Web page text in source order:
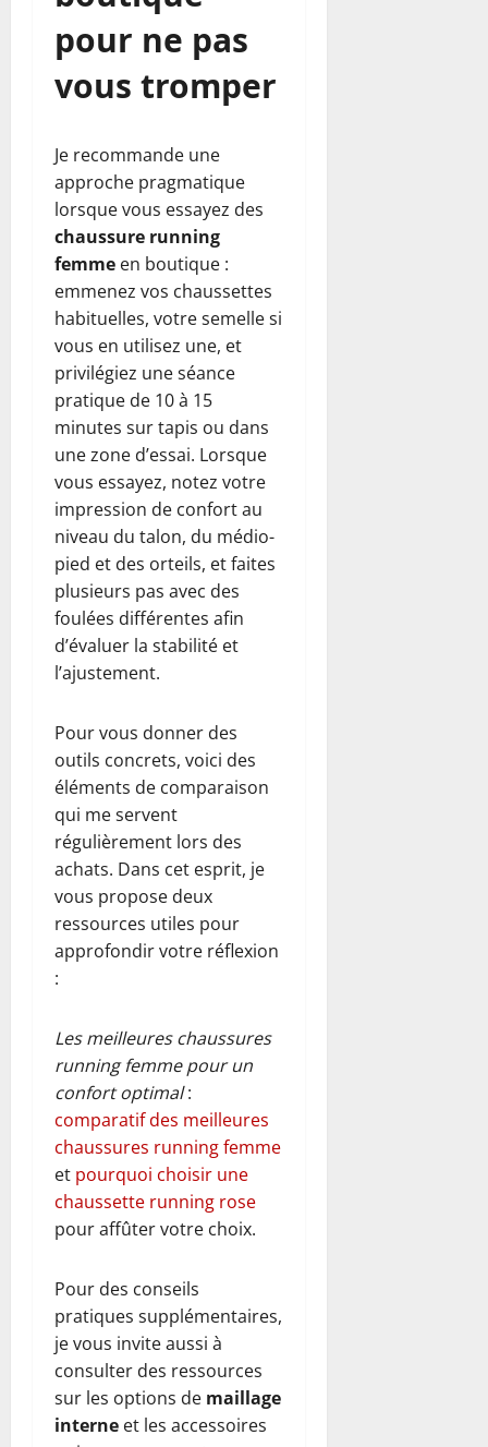
pour ne pas
vous tromper
Je recommande une
approche pragmatique
lorsque vous essayez des
chaussure running
femme en boutique :
emmenez vos chaussettes
habituelles, votre semelle si
vous en utilisez une, et
privilégiez une séance
pratique de 10 à 15
minutes sur tapis ou dans
une zone d’essai. Lorsque
vous essayez, notez votre
impression de confort au
niveau du talon, du médio-
pied et des orteils, et faites
plusieurs pas avec des
foulées différentes afin
d’évaluer la stabilité et
l’ajustement.
Pour vous donner des
outils concrets, voici des
éléments de comparaison
qui me servent
régulièrement lors des
achats. Dans cet esprit, je
vous propose deux
ressources utiles pour
approfondir votre réflexion
:
Les meilleures chaussures
running femme pour un
confort optimal:
comparatif des meilleures
chaussures running femme
et pourquoi choisir une
chaussette running rose
pour affûter votre choix.
Pour des conseils
pratiques supplémentaires,
je vous invite aussi à
consulter des ressources
sur les options de maillage
interne et les accessoires